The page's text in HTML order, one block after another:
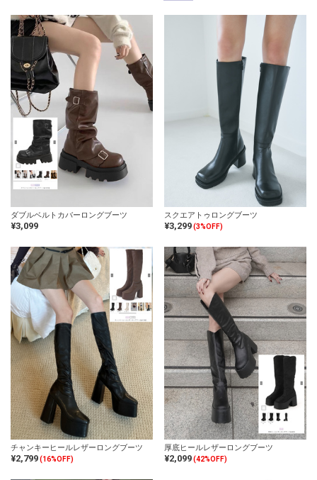
ダブルベルトカバーロングブーツ
¥3,099
スクエアトゥロングブーツ
¥3,299(3%OFF)
チャンキーヒールレザーロングブーツ
¥2,799(16%OFF)
厚底ヒールレザーロングブーツ
¥2,099(42%OFF)